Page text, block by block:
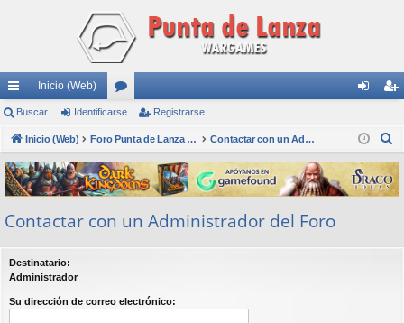
nl
ac
es
rá
pi
do
s
Inicio (Web)
or
os nti
fic
ar
ist
ra
rs
Buscar Identificarse Registrarse
Inicio (Web) Foro Punta de Lanza Wargames Contactar con un Administrador del Foro
s
c
Contactar con un Administrador del Foro
Destinatario:
Administrador
Su dirección de correo electrónico: